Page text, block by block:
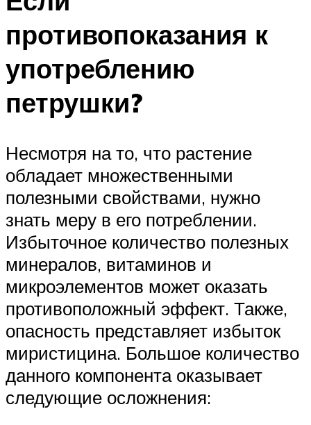
противопоказания к
употреблению
петрушки?
Несмотря на то, что растение
обладает множественными
полезными свойствами, нужно
знать меру в его потреблении.
Избыточное количество полезных
минералов, витаминов и
микроэлементов может оказать
противоположный эффект. Также,
опасность представляет избыток
миристицина. Большое количество
данного компонента оказывает
следующие осложнения: